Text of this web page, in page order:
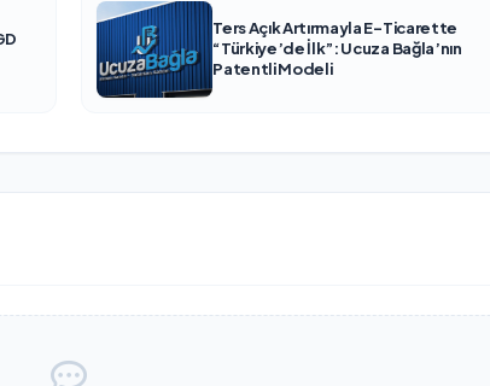
Ters Açık Artırmayla E-Ticarette
“Türkiye’de İlk”: Ucuza Bağla’nın
Patentli Modeli